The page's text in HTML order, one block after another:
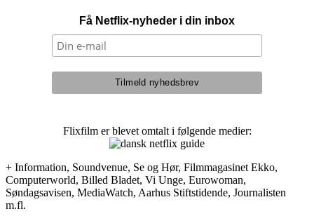
Få Netflix-nyheder i din inbox
Flixfilm er blevet omtalt i følgende medier:
+ Information, Soundvenue, Se og Hør, Filmmagasinet Ekko,
Computerworld, Billed Bladet, Vi Unge, Eurowoman,
Søndagsavisen, MediaWatch, Aarhus Stiftstidende, Journalisten
m.fl.